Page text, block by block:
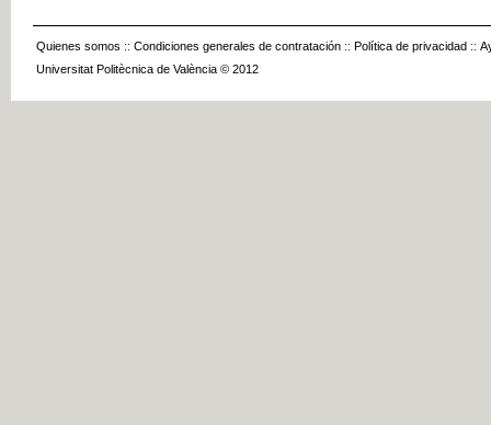
Quienes somos :: Condiciones generales de contratación :: Política de privacidad ::
Universitat Politècnica de València © 2012